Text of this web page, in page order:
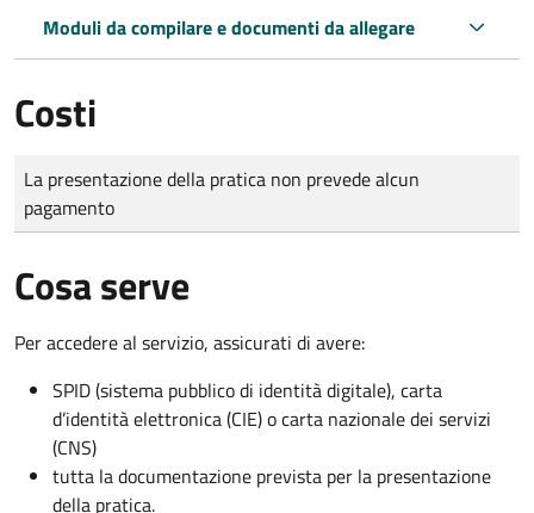
Moduli da compilare e documenti da allegare
Costi
Tipo di pagamento
Importo
La presentazione della pratica non prevede alcun
pagamento
Cosa serve
Per accedere al servizio, assicurati di avere:
SPID (sistema pubblico di identità digitale), carta
d’identità elettronica (CIE) o carta nazionale dei servizi
(CNS)
tutta la documentazione prevista per la presentazione
della pratica.